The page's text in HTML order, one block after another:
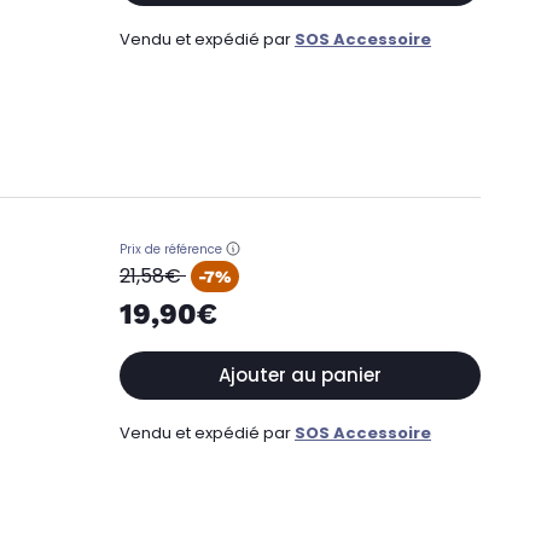
Vendu et expédié par SOS Accessoire
Prix de référence
oldPrice
21,58€ -7%
19,90€
Ajouter au panier
Vendu et expédié par SOS Accessoire